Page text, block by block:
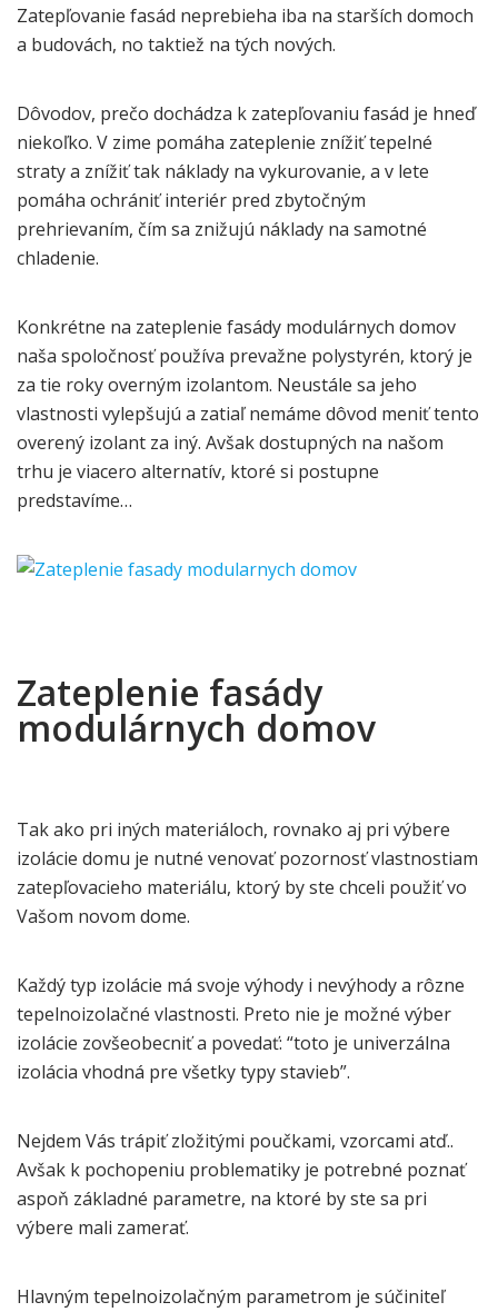
Zatepľovanie fasád neprebieha iba na starších domoch
a budovách, no taktiež na tých nových.
Dôvodov, prečo dochádza k zatepľovaniu fasád je hneď
niekoľko. V zime pomáha zateplenie znížiť tepelné
straty a znížiť tak náklady na vykurovanie, a v lete
pomáha ochrániť interiér pred zbytočným
prehrievaním, čím sa znižujú náklady na samotné
chladenie.
Konkrétne na zateplenie fasády modulárnych domov
naša spoločnosť používa prevažne polystyrén, ktorý je
za tie roky overným izolantom. Neustále sa jeho
vlastnosti vylepšujú a zatiaľ nemáme dôvod meniť tento
overený izolant za iný. Avšak dostupných na našom
trhu je viacero alternatív, ktoré si postupne
predstavíme…
Zateplenie fasády
modulárnych domov
Tak ako pri iných materiáloch, rovnako aj pri výbere
izolácie domu je nutné venovať pozornosť vlastnostiam
zatepľovacieho materiálu, ktorý by ste chceli použiť vo
Vašom novom dome.
Každý typ izolácie má svoje výhody i nevýhody a rôzne
tepelnoizolačné vlastnosti. Preto nie je možné výber
izolácie zovšeobecniť a povedať: “toto je univerzálna
izolácia vhodná pre všetky typy stavieb”.
Nejdem Vás trápiť zložitými poučkami, vzorcami atď..
Avšak k pochopeniu problematiky je potrebné poznať
aspoň základné parametre, na ktoré by ste sa pri
výbere mali zamerať.
Hlavným tepelnoizolačným parametrom je súčiniteľ